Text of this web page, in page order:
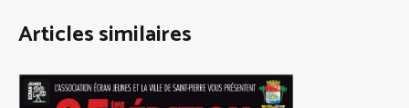
Articles similaires